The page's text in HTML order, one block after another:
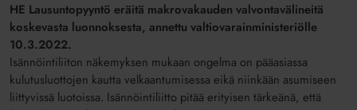
HE Lausuntopyyntö eräitä makrovakauden valvontavälineitä
koskevasta luonnoksesta, annettu valtiovarainministeriölle
10.3.2022.
Isännöintiliiton näkemyksen mukaan ongelma on pääasiassa
kulutusluottojen kautta velkaantumisessa eikä niinkään asumiseen
liittyvissä luotoissa. Isännöintiliitto pitää erityisen tärkeänä, että